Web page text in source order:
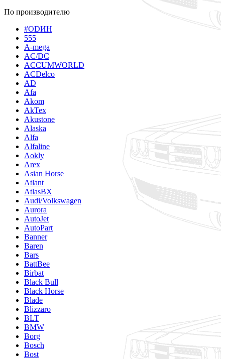
По производителю
#ODИН
555
A-mega
AC/DC
ACCUMWORLD
ACDelco
AD
Afa
Akom
AkTex
Akustone
Alaska
Alfa
Alfaline
Aokly
Arex
Asian Horse
Atlant
AtlasBX
Audi/Volkswagen
Aurora
AutoJet
AutoPart
Banner
Baren
Bars
BattBee
Birbat
Black Bull
Black Horse
Blade
Blizzaro
BLT
BMW
Borg
Bosch
Bost